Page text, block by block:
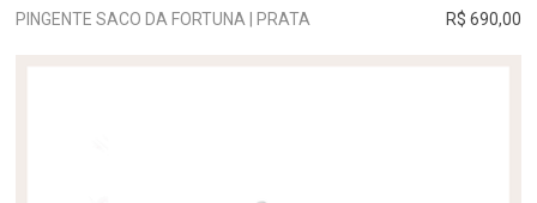
PINGENTE SACO DA FORTUNA | PRATA R$ 690,00